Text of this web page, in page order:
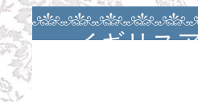
イギリス